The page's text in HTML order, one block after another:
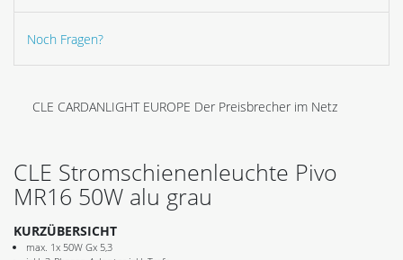
Noch Fragen?
CLE CARDANLIGHT EUROPE Der Preisbrecher im Netz
CLE Stromschienenleuchte Pivo
MR16 50W alu grau
KURZÜBERSICHT
max. 1x 50W Gx 5,3